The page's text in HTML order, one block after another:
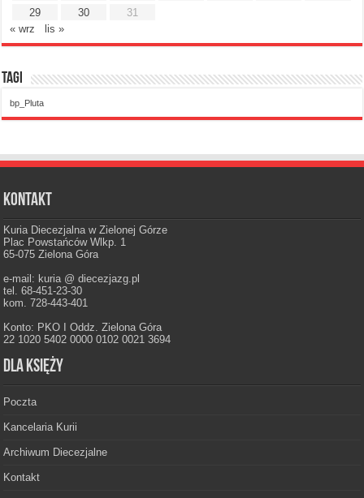
29
30
31
« wrz
lis »
Tagi
bp_Pluta
Kontakt
Kuria Diecezjalna w Zielonej Górze
Plac Powstańców Wlkp. 1
65-075 Zielona Góra
e-mail: kuria @ diecezjazg.pl
tel. 68-451-23-30
kom. 728-443-401
Konto: PKO I Oddz. Zielona Góra
22 1020 5402 0000 0102 0021 3694
Dla księży
Poczta
Kancelaria Kurii
Archiwum Diecezjalne
Kontakt